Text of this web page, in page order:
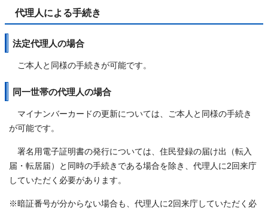
代理人による手続き
法定代理人の場合
ご本人と同様の手続きが可能です。
同一世帯の代理人の場合
マイナンバーカードの更新については、ご本人と同様の手続き
が可能です。
署名用電子証明書の発行については、住民登録の届け出（転入
届・転居届）と同時の手続きである場合を除き、代理人に2回来庁
していただく必要があります。
※暗証番号が分からない場合も、代理人に2回来庁していただく必